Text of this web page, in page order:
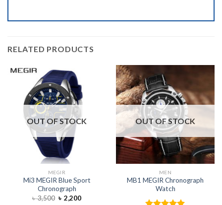
RELATED PRODUCTS
OUT OF STOCK
MEGIR
Mi3 MEGIR Blue Sport
Chronograph
৳3,500 ৳ 2,200
OUT OF STOCK
MEN
MB1 MEGIR Chronograph
Watch